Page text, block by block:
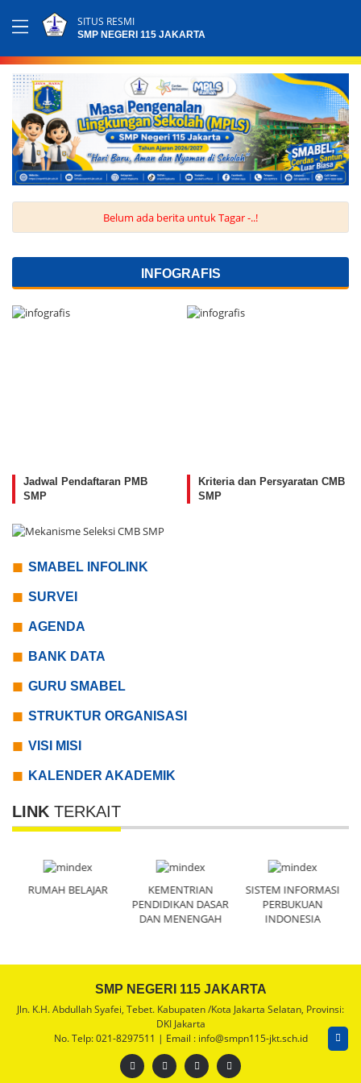
SITUS RESMI
SMP NEGERI 115 JAKARTA
Belum ada berita untuk Tagar -..!
INFOGRAFIS
Jadwal Pendaftaran PMB
SMP
Kriteria dan Persyaratan CMB
SMP
SMABEL INFOLINK
SURVEI
AGENDA
BANK DATA
GURU SMABEL
STRUKTUR ORGANISASI
VISI MISI
KALENDER AKADEMIK
LINK TERKAIT
RUMAH BELAJAR
KEMENTRIAN
PENDIDIKAN DASAR
DAN MENENGAH
SISTEM INFORMASI
PERBUKUAN
INDONESIA
SMP NEGERI 115 JAKARTA
Jln. K.H. Abdullah Syafei, Tebet. Kabupaten /Kota Jakarta Selatan, Provinsi:
DKI Jakarta
No. Telp: 021-8297511 | Email : info@smpn115-jkt.sch.id